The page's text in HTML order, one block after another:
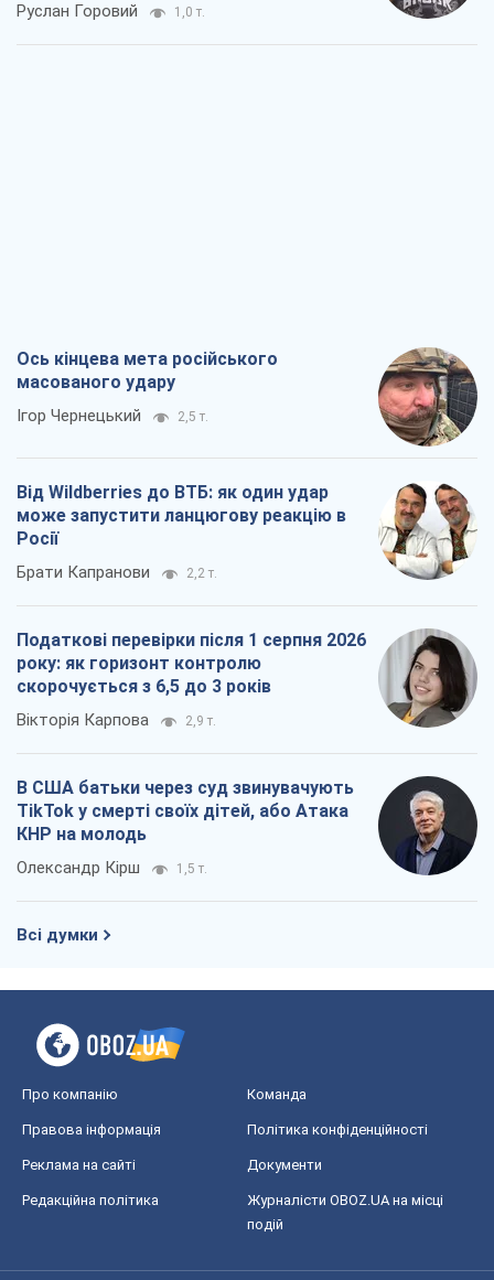
Руслан Горовий 1,0 т.
Ось кінцева мета російського
масованого удару
Ігор Чернецький 2,5 т.
Від Wildberries до ВТБ: як один удар
може запустити ланцюгову реакцію в
Росії
Брати Капранови 2,2 т.
Податкові перевірки після 1 серпня 2026
року: як горизонт контролю
скорочується з 6,5 до 3 років
Вікторія Карпова 2,9 т.
В США батьки через суд звинувачують
TikTok у смерті своїх дітей, або Атака
КНР на молодь
Олександр Кірш 1,5 т.
Всі думки
Про компанію Команда
Правова інформація Політика конфіденційності
Реклама на сайті Документи
Редакційна політика
Журналісти OBOZ.UA на місці
подій